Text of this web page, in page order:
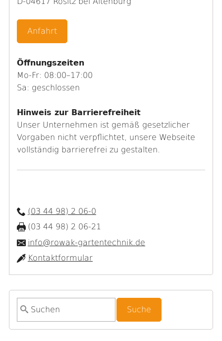
Anfahrt
Öffnungszeiten
Mo-Fr: 08:00–17:00
Sa: geschlossen
Hinweis zur Barrierefreiheit
Unser Unternehmen ist gemäß gesetzlicher
Vorgaben nicht verpflichtet, unsere Webseite
vollständig barrierefrei zu gestalten.
(03 44 98) 2 06-0
(03 44 98) 2 06-21
info@rowak-gartentechnik.de
Kontaktformular
S
u